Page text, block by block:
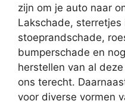
zijn om je auto naar
Lakschade, sterretjes
stoeprandschade,
bumperschade en
herstellen van al
ons terecht.
voor diverse vormen